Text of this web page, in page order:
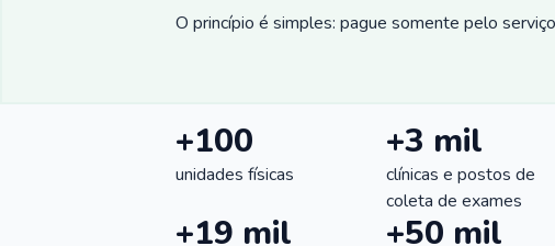
O princípio é simples: pague somente pelo
+100
unidades físicas
+3 mil
clínicas e postos de
coleta de exames
+19 mil +50 mil